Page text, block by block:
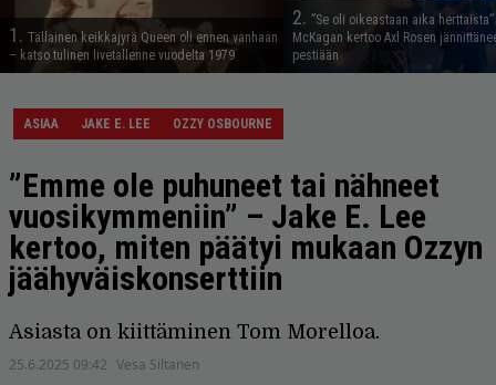
1. Tällainen keikkajyrä Queen oli ennen vanhaan
– katso tulinen livetallenne vuodelta 1979
2. ”Se oli oikeastaan aika
McKagan kertoo Axl Rosen
pestiään
ASIAA JAKE E. LEE OZZY OSBOURNE
”Emme ole puhuneet tai nähneet
vuosikymmeniin” – Jake E. Lee
kertoo, miten päätyi mukaan Ozzyn
jäähyväiskonserttiin
Asiasta on kiittäminen Tom Morelloa.
25.6.2025 09:42 Vesa Siltanen